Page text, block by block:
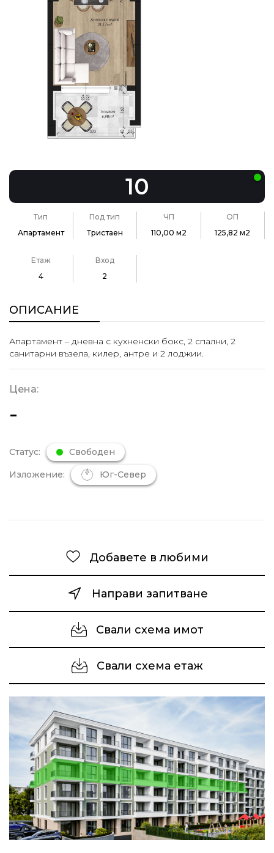
10
Тип
Апартамент
Под тип
Тристаен
ЧП
110,00 м2
ОП
125,82 м2
Етаж
4
Вход
2
ОПИСАНИЕ
Апартамент – дневна с кухненски бокс, 2 спални, 2
санитарни възела, килер, антре и 2 лоджии.
Цена:
-
Статус: Свободен
Изложение: Юг-Север
Добавете в любими
Направи запитване
Свали схема имот
Свали схема етаж